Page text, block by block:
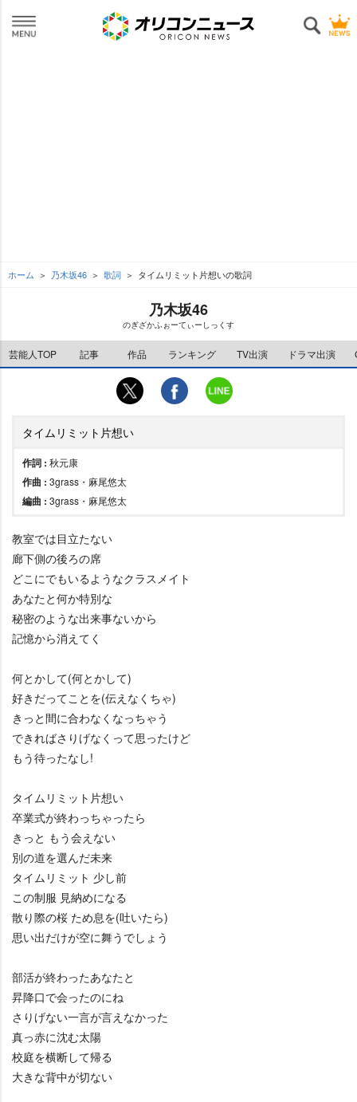
ホーム 乃木坂46 歌詞 タイムリミット片想いの歌詞
乃木坂46
のぎざかふぉーてぃーしっくす
芸能人TOP 記事 作品 ランキング TV出演 ドラマ出演
タイムリミット片想い
作詞 : 秋元康
作曲 : 3grass・麻尾悠太
編曲 : 3grass・麻尾悠太
教室では目立たない
廊下側の後ろの席
どこにでもいるようなクラスメイト
あなたと何か特別な
秘密のような出来事ないから
記憶から消えてく
何とかして(何とかして)
好きだってことを(伝えなくちゃ)
きっと間に合わなくなっちゃう
できればさりげなくって思ったけど
もう待ったなし!
タイムリミット片想い
卒業式が終わっちゃったら
きっと もう会えない
別の道を選んだ未来
タイムリミット 少し前
この制服 見納めになる
散り際の桜 ため息を(吐いたら)
思い出だけが空に舞うでしょう
部活が終わったあなたと
昇降口で会ったのにね
さりげない一言が言えなかった
真っ赤に沈む太陽
校庭を横断して帰る
大きな背中が切ない